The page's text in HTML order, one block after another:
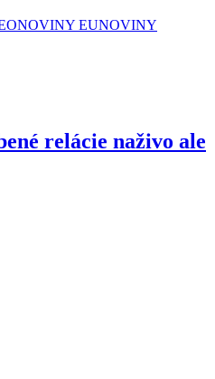
EUNOVINY
relácie naživo ale